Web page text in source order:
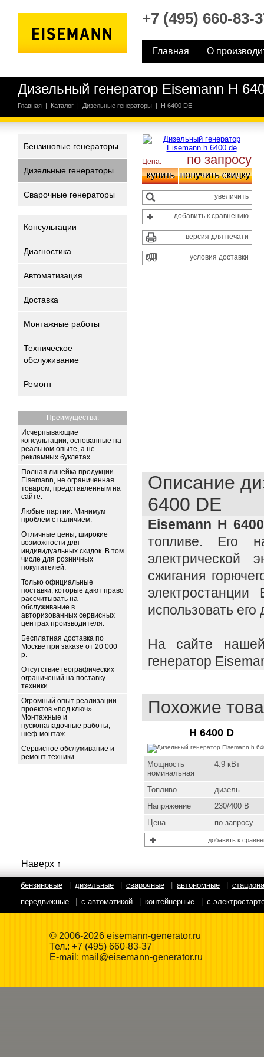
+7 (495) 660-83-
Главная О
Дизельный генератор Eisemann H
Главная | Каталог | Дизельные генераторы | H 6400 DE
Бензиновые генераторы
Дизельные генераторы
Сварочные генераторы
Консультации
Диагностика
Автоматизация
Доставка
Монтажные работы
Техническое
обслуживание
Ремонт
Преимущества:
Исчерпывающие
консультации, основанные на
реальном опыте, а не
рекламных буклетах
Полная линейка продукции
Eisemann, не ограниченная
товаром, представленным на
сайте.
Любые партии. Минимум
проблем с наличием.
Отличные цены, широкие
возможности для
индивидуальных скидок. В том
числе для розничных
покупателей.
Только официальные
поставки, которые дают право
рассчитывать на
обслуживание в
авторизованных сервисных
центрах производителя.
Бесплатная доставка по
Москве при заказе от 20 000
р.
Отсутствие географических
ограничений на поставку
техники.
Огромный опыт реализации
проектов «под ключ».
Монтажные и
пусконаладочные работы,
шеф-монтаж.
Сервисное обслуживание и
ремонт техники.
Цена: по запросу
увеличить
добавить к сравнению
версия для печати
условия доставки
Описание
6400 DE
Eisemann H
топливе. Его
электрической
сжигания
использовать
На сайте
генератор
Похожие
H 6400 D
Мощность
номинальная
4.9 кВт
Топливо
дизель
Напряжение
230/400 В
Цена
по запросу
добавить к
Наверх ↑
бензиновые дизельные сварочные автономные
передвижные
с автоматикой контейнерные с
© 2006-2026 eisemann-generator.ru
Тел.: +7 (495) 660-83-37
E-mail: mail@eisemann-generator.ru